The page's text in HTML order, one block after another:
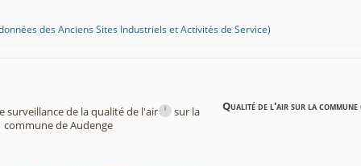
des Anciens Sites Industriels et Activités de Service)
surveillance de la qualité de l'air i
sur la
commune de Audenge
Qualité de l'air sur la commune